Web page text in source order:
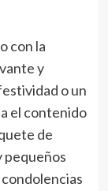
con la
y
o un
el contenido
de
pequeños